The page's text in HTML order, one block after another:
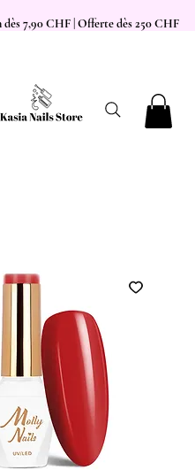
7,90 CHF | Offerte dès 250 CHF